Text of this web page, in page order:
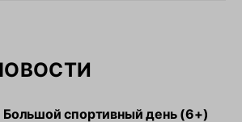
спортивный день (6+)